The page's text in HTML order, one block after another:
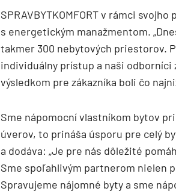
SPRAVBYTKOMFORT v rámci
s energetickým manažmentom.
takmer 300 nebytových priestorov.
individuálny prístup a naši
výsledkom pre zákazníka boli čo
Sme nápomocní vlastníkom bytov
úverov, to prináša úsporu pre celý
a dodáva: „Je pre nás dôležité
Sme spoľahlivým partnerom nielen
Spravujeme nájomné byty a sme